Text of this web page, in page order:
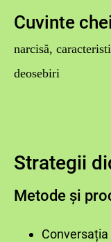
Cuvinte
narcisă,
deosebiri
Strategii
Metode și